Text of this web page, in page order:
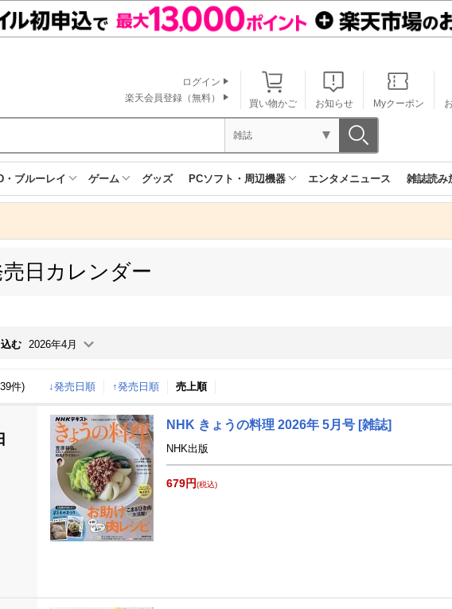
買い物かご お知らせ Myクーポン
ログイン
楽天会員登録（無料）
雑誌
・ブルーレイ ゲーム グッズ PCソフト・周辺機器 エンタメニュース 雑誌読み
日カレンダー
む 2026年4月
週間 月間
2026年2月 2026年3月 2026 年4月
件) ↓発売日順 ↑発売日順 売上順
NHK きょうの料理 2026年 5月号 [雑誌]
NHK出版
679円(税込)